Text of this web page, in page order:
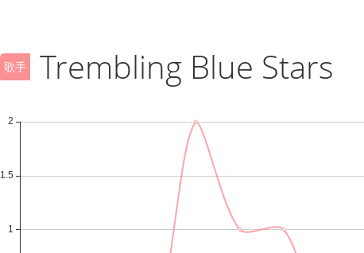
歌手 Trembling Blue Stars